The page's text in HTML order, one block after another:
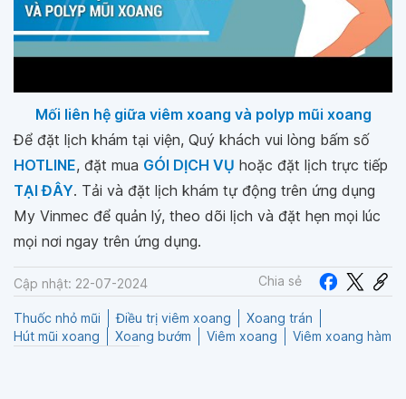
Mối liên hệ giữa viêm xoang và polyp mũi xoang
Để đặt lịch khám tại viện, Quý khách vui lòng bấm số
HOTLINE, đặt mua GÓI DỊCH VỤ hoặc đặt lịch trực tiếp
TẠI ĐÂY. Tải và đặt lịch khám tự động trên ứng dụng
My Vinmec để quản lý, theo dõi lịch và đặt hẹn mọi lúc
mọi nơi ngay trên ứng dụng.
Cập nhật: 22-07-2024 Chia sẻ
Thuốc nhỏ mũi Điều trị viêm xoang
Xoang trán
Hút mũi xoang
Xoang bướm Viêm xoang Viêm xoang hàm